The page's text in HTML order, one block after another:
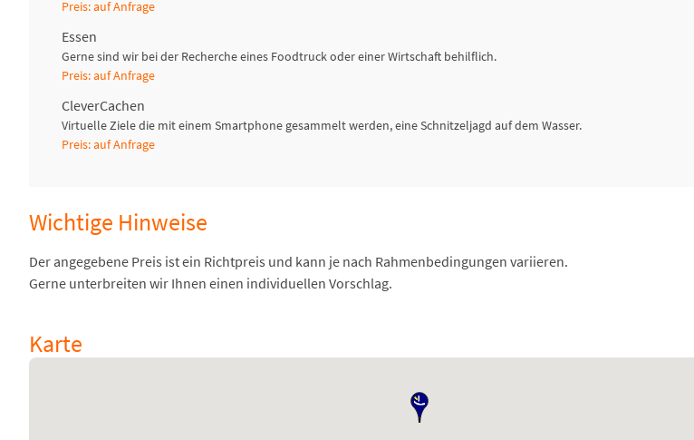
Preis: auf Anfrage
Essen
Gerne sind wir bei der Recherche eines Foodtruck oder einer Wirtschaft behilflich.
Preis: auf Anfrage
CleverCachen
Virtuelle Ziele die mit einem Smartphone gesammelt werden, eine Schnitzeljagd auf dem Wasser.
Preis: auf Anfrage
Wichtige Hinweise
Der angegebene Preis ist ein Richtpreis und kann je nach Rahmenbedingungen variieren.
Gerne unterbreiten wir Ihnen einen individuellen Vorschlag.
Karte